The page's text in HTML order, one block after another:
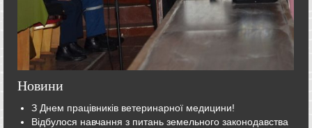
Новини
З Днем працівників ветеринарної медицини!
Відбулося навчання з питань земельного законодавства